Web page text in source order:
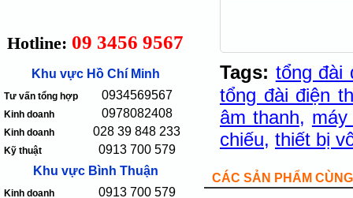
Hotline: 09 3456 9567
Khu vực Hồ Chí Minh
Tư vấn tổng hợp 0934569567
Kinh doanh 0978082408
Kinh doanh 028 39 848 233
Kỹ thuật
0913 700 579
Khu vực Bình Thuận
Kinh doanh 0913 700 579
Tags: tổng đài
tổng đài điện
âm thanh,
chiếu, thiết bị
CÁC SẢN PHẨM